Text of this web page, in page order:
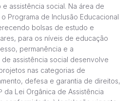
assistência social. Na área de
Programa de Inclusão Educacional
bolsas de estudo e
para os níveis de educação
permanência e a
assistência social desenvolve
nas categorias de
defesa e garantia de direitos,
da Lei Orgânica de Assistência